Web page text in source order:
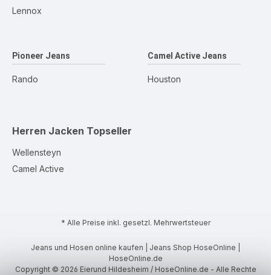
Lennox
Pioneer Jeans
Rando
Camel Active Jeans
Houston
Herren Jacken Topseller
Wellensteyn
Camel Active
* Alle Preise inkl. gesetzl. Mehrwertsteuer
Jeans und Hosen online kaufen | Jeans Shop HoseOnline |
HoseOnline.de
Copyright © 2026 Eierund Hildesheim / HoseOnline.de - Alle Rechte